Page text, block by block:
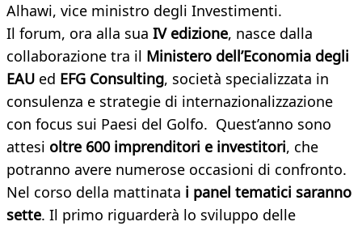
Alhawi, vice ministro degli Investimenti.
Il forum, ora alla sua IV edizione, nasce dalla
collaborazione tra il Ministero dell’Economia degli
EAU ed EFG Consulting, società specializzata in
consulenza e strategie di internazionalizzazione
con focus sui Paesi del Golfo. Quest’anno sono
attesi oltre 600 imprenditori e investitori, che
potranno avere numerose occasioni di confronto.
Nel corso della mattinata i panel tematici saranno
sette. Il primo riguarderà lo sviluppo delle